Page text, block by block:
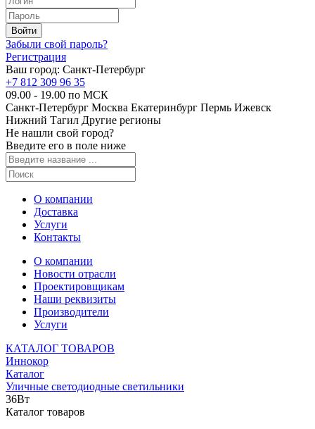
Забыли свой пароль?
Регистрация
Ваш город: Санкт-Петербург
+7 812 309 96 35
09.00 - 19.00 по МСК
Санкт-Петербург Москва Екатеринбург Пермь Ижевск
Нижний Тагил Другие регионы
Не нашли свой город?
Введите его в поле ниже
О компании
Доставка
Услуги
Контакты
О компании
Новости отрасли
Проектировщикам
Наши реквизиты
Производители
Услуги
КАТАЛОГ ТОВАРОВ
Иннокор
Каталог
Уличные светодиодные светильники
36Вт
Каталог товаров